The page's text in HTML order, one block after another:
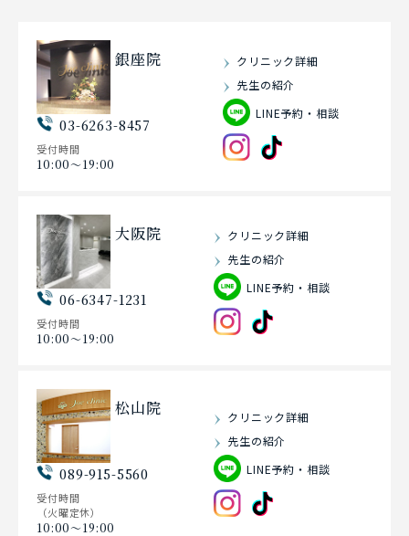
銀座院
03-6263-8457
受付時間
10:00〜19:00
クリニック詳細
先生の紹介
LINE予約・相談
大阪院
06-6347-1231
受付時間
10:00〜19:00
クリニック詳細
先生の紹介
LINE予約・相談
松山院
089-915-5560
受付時間
（火曜定休）
10:00〜19:00
クリニック詳細
先生の紹介
LINE予約・相談